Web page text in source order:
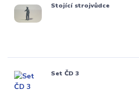
Stojící strojvůdce
Set ČD 3